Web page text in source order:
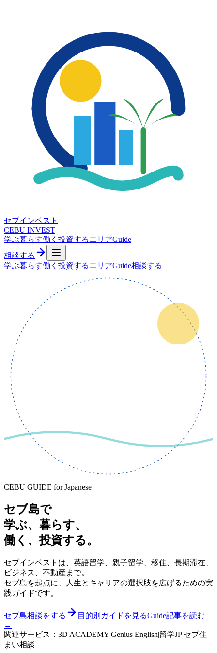
セブインベスト
CEBU INVEST
学ぶ暮らす働く 投資するエリアGuide
相談する
学ぶ暮らす働く 投資するエリアGuide相談する
CEBU GUIDE for Japanese
セブ島で
学ぶ、 暮らす、
働く 、投資する。
セブインベストは、英語留学、親子留学、移住、長期滞在、
ビジネス、不動産まで。
セブ島を起点に、人生とキャリアの選択肢を広げるための実
践ガイドです。
セブ島相談をする 目的別ガイドを見るGuide記事を読む
→
関連サービス： 3D ACADEMY|Genius English|留学JP|セブ住
まい相談